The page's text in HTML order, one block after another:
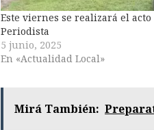
Este viernes se realizará el
Periodista
5 junio, 2025
En «Actualidad Local»
Mirá También: